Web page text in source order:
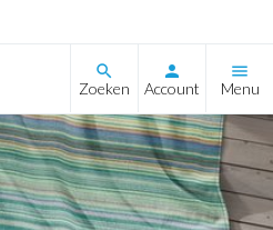
Zoeken Account Menu